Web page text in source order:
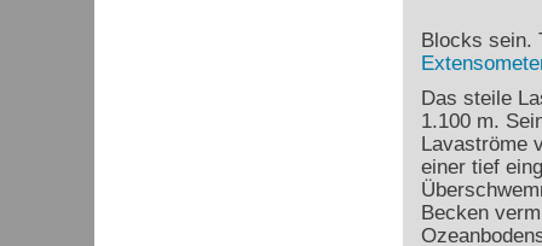
Blocks sein.
Das steile
1.100 m.
Lavaströme
einer tief
Becken